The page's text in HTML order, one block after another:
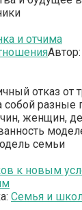
и отчима
Автор:
отказ от
разные
женщин,
семьи
к новым
Семья и